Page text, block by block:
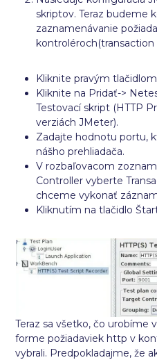
skriptov. Teraz budeme
zaznamenávanie
kontroléroch(transaction
Kliknite pravým
Kliknite na Pridať->
Testovací skript (HTTP
verziách JMeter).
Zadajte hodnotu portu,
nášho prehliadača.
V rozbaľovacom
Controller vyberte
chceme vykonať
Kliknutím na tlačidlo
Teraz sa všetko, čo urobíme
forme požiadaviek http v
vybrali. Predpokladajme, že